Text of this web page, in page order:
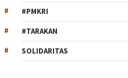
#PMKRI
#TARAKAN
SOLIDARITAS